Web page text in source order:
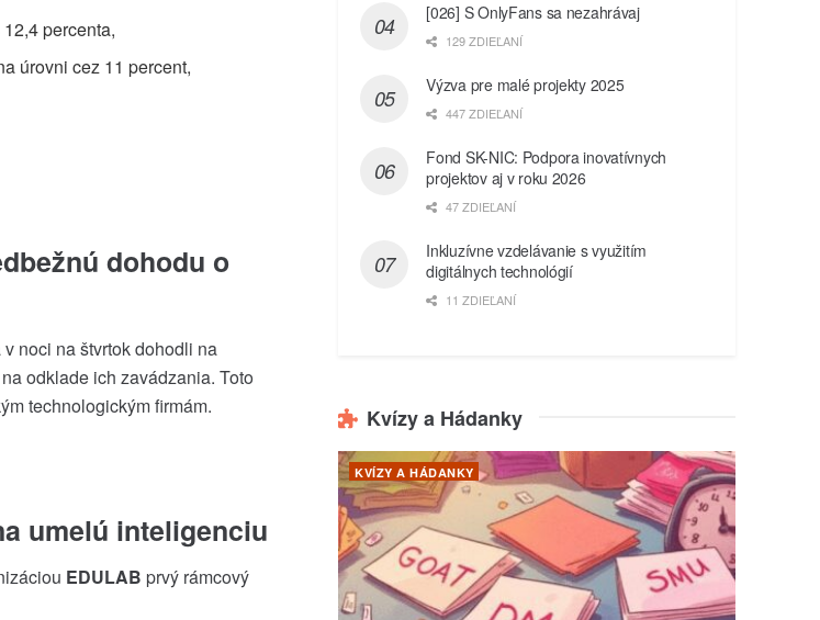
percenta,
úrovni cez 11 percent,
dohodu o
noci na štvrtok dohodli na
odklade ich zavádzania. Toto
technologickým firmám.
umelú inteligenciu
EDULAB prvý rámcový
[026] S OnlyFans sa nezahrávaj
129 ZDIEĽANÍ
Výzva pre malé projekty 2025
447 ZDIEĽANÍ
Fond SK-NIC: Podpora inovatívnych
projektov aj v roku 2026
47 ZDIEĽANÍ
Inkluzívne vzdelávanie s využitím
digitálnych technológií
11 ZDIEĽANÍ
Kvízy a Hádanky
KVÍZY A HÁDANKY